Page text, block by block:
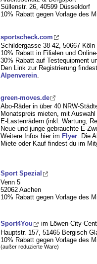
Süllenstr. 26, 40599 Düsseldorf
10% Rabatt gegen Vorlage des
sportscheck.com
Schildergasse 38-42, 50667 Köln
10% Rabatt in Filialen und
30% Rabatt auf Testequipment
Den Link zur Registrierung
Alpenverein.
green-moves.de
Abo-Räder in über 40 NRW-
Monatspreis mieten, mit
E-Lastenrädern (inkl. Wartung,
Neue und junge gebrauchte E-
Weitere Infos hier im Flyer. Die
Miete oder Kauf findest du im
Sport Spezial
Venn 5
52062 Aachen
10% Rabatt gegen Vorlage des
Sport4You
im Löwen-City-
Hauptstr. 157, 51465 Bergisch
10% Rabatt gegen Vorlage des
(außer reduzierte Ware)